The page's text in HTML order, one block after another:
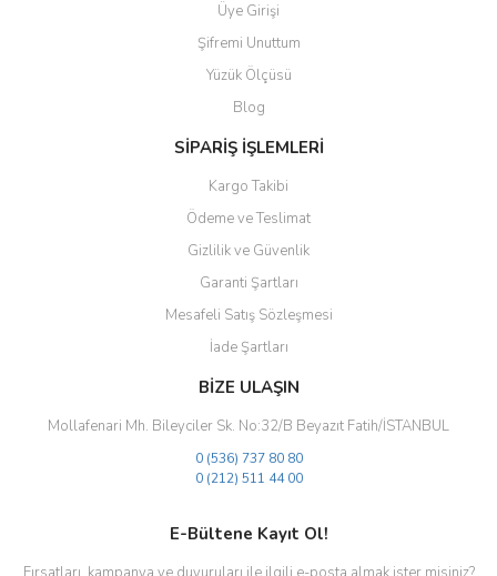
Ürün açıklamasında eksik bilgiler bulunuyor.
Ürün bilgilerinde hatalar bulunuyor.
Ürün fiyatı diğer sitelerden daha pahalı.
Bu ürüne benzer farklı alternatifler olmalı.
Gönder
Üye Girişi
Şifremi Unuttum
Yüzük Ölçüsü
Blog
SİPARİŞ İŞLEMLERİ
Kargo Takibi
Ödeme ve Teslimat
Gizlilik ve Güvenlik
Garanti Şartları
Mesafeli Satış Sözleşmesi
İade Şartları
BİZE ULAŞIN
Mollafenari Mh. Bileyciler Sk. No:32/B Beyazıt Fatih/İSTANBUL
0 (536) 737 80 80
0 (212) 511 44 00
E-Bültene Kayıt Ol!